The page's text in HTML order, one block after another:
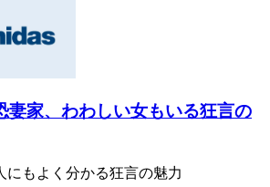
妻家、わわしい女もいる狂言の
にもよく分かる狂言の魅力